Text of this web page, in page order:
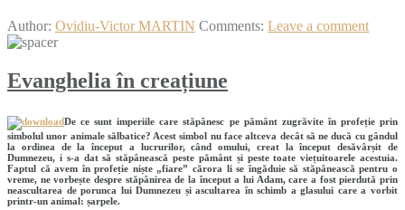
Author: Ovidiu-Victor MARTIN Comments: Leave a comment
Evanghelia în creațiune
De ce sunt imperiile care stăpânesc pe pământ zugrăvite în profeție prin
simbolul unor animale sălbatice? Acest simbol nu face altceva decât să ne ducă cu gândul
la ordinea de la început a lucrurilor, când omului, creat la început desăvârșit de
Dumnezeu, i s-a dat să stăpânească peste pământ și peste toate viețuitoarele acestuia.
Faptul că avem în profeție niște „fiare” cărora li se îngăduie să stăpânească pentru o
vreme, ne vorbește despre stăpânirea de la început a lui Adam, care a fost pierdută prin
neascultarea de porunca lui Dumnezeu și ascultarea în schimb a glasului care a vorbit
printr-un animal: șarpele.